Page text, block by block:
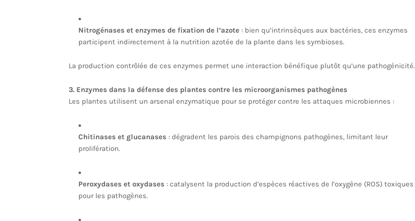
Nitrogénases et enzymes de fixation de l’azote: bien qu’intrinsèques aux bactéries, ces enzymes
participent indirectement à la nutrition azotée de la plante dans les symbioses.
La production contrôlée de ces enzymes permet une interaction bénéfique plutôt qu’une pathogénicité.
3. Enzymes dans la défense des plantes contre les microorganismes pathogènes
Les plantes utilisent un arsenal enzymatique pour se protéger contre les attaques microbiennes :
Chitinases et glucanases : dégradent les parois des champignons pathogènes, limitant leur
prolifération.
Peroxydases et oxydases : catalysent la production d’espèces réactives de l’oxygène (ROS) toxiques
pour les pathogènes.